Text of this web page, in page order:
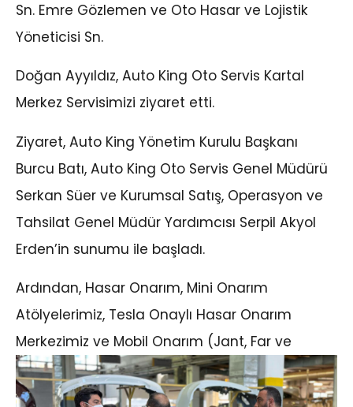
Sn. Emre Gözlemen ve Oto Hasar ve Lojistik
Yöneticisi Sn.
Doğan Ayyıldız, Auto King Oto Servis Kartal
Merkez Servisimizi ziyaret etti.
Ziyaret, Auto King Yönetim Kurulu Başkanı
Burcu Batı, Auto King Oto Servis Genel Müdürü
Serkan Süer ve Kurumsal Satış, Operasyon ve
Tahsilat Genel Müdür Yardımcısı Serpil Akyol
Erden’in sunumu ile başladı.
Ardından, Hasar Onarım, Mini Onarım
Atölyelerimiz, Tesla Onaylı Hasar Onarım
Merkezimiz ve Mobil Onarım (Jant, Far ve